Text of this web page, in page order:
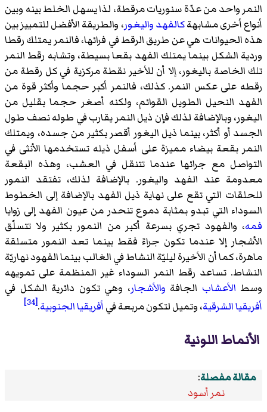
النمر واحد من عدّة سنوريات مرقطة، لذا يسهل الخلط بينه وبين
أنواع أخرى مشابهةكالفهدواليغور، والطريقة الأفضل للتمييز بين
هذه الحيوانات هي عن طريق الرقط في فرائها، فالنمر يمتلك رقطا
وردية الشكل بينما يمتلك الفهد بقعا بسيطة، وتشابه رقط النمر
تلك الخاصة باليغور، إلا أن للأخير نقطة مركزية في كل رقطة من
رقطه على عكس النمر. كذلك، فالنمر أكبر حجما وأكثر قوة من
الفهد النحيل الطويل القوائم، ولكنه أصغر حجما بقليل من
اليغور، وبالإضافة لذلك فإن ذيل النمر يقارب في طوله نصف طول
الجسد أو أكثر، بينما ذيل اليغور أقصر بكثير من جسده، ويمتلك
النمر بقعة بيضاء مميزة على أسفل ذيله تستخدمها الأنثى في
التواصل مع جرائها عندما تتنقل في العشب، وهذه البقعة
معدومة عند الفهد واليغور. بالإضافة لذلك، تفتقد النمور
للحلقات التي تقع على نهاية ذيل الفهد بالإضافة إلى الخطوط
السوداء التي تبدو بمثابة دموع تنحدر من عيون الفهد إلى زوايا
فمه، والفهود تجري بسرعة أكبر من النمور بكثير ولا تتسلّق
الأشجار إلا عندما تكون جراءً فقط بينما تعد النمور متسلقة
ماهرة، كما أن الأخيرة ليليّة النشاط في الغالب بينما الفهود نهاريّة
النشاط. تساعد رقط النمر السوداء غير المنظمة على تمويهه
وسط الأعشاب الجافة والأشجار، وهي تكون دائرية الشكل في
أفريقيا الشرقية، وتميل لتكون مربعة فيأفريقيا الجنوبية.
[34]
الأنماط اللونية
مقالة مفصلة:
نمر أسود